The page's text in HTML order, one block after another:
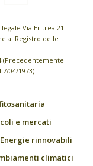
Via Eritrea 21 -
al Registro delle
(Precedentemente
04/1973)
e mercati
Energie rinnovabili
climatici